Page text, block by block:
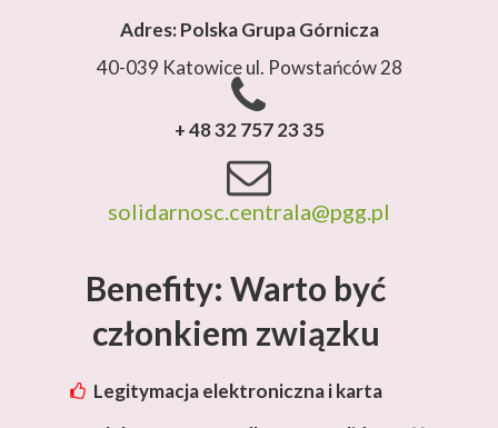
Benefity: Warto być
członkiem związku
Legitymacja elektroniczna i karta
solidarnosc.centrala@pgg.pl
+ 48 32 757 23 35
Adres: Polska Grupa Górnicza
40-039 Katowice ul. Powstańców 28